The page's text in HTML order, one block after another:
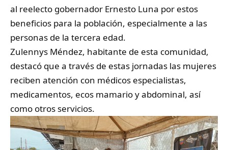
al reelecto gobernador Ernesto Luna por estos
beneficios para la población, especialmente a las
personas de la tercera edad.
Zulennys Méndez, habitante de esta comunidad,
destacó que a través de estas jornadas las mujeres
reciben atención con médicos especialistas,
medicamentos, ecos mamario y abdominal, así
como otros servicios.